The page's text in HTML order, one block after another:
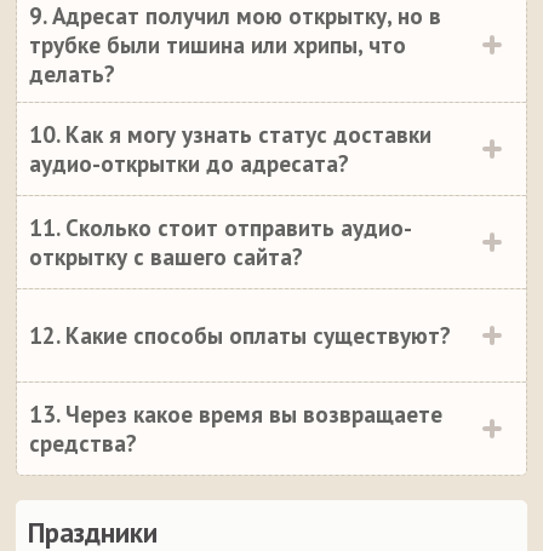
Праздники
9. Адресат получил мою открытку, но в
трубке были тишина или хрипы, что
делать?
10. Как я могу узнать статус доставки
аудио-открытки до адресата?
11. Сколько стоит отправить аудио-
открытку с вашего сайта?
12. Какие способы оплаты существуют?
13. Через какое время вы возвращаете
средства?